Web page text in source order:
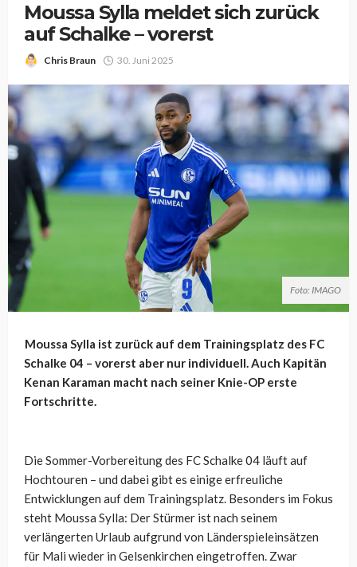
Moussa Sylla meldet sich zurück
auf Schalke – vorerst
Chris Braun 30. Juni 2025
Foto: IMAGO
Moussa Sylla ist zurück auf dem Trainingsplatz des FC
Schalke 04 – vorerst aber nur individuell. Auch Kapitän
Kenan Karaman macht nach seiner Knie-OP erste
Fortschritte.
Die Sommer-Vorbereitung des FC Schalke 04 läuft auf
Hochtouren – und dabei gibt es einige erfreuliche
Entwicklungen auf dem Trainingsplatz. Besonders im Fokus
steht Moussa Sylla: Der Stürmer ist nach seinem
verlängerten Urlaub aufgrund von Länderspieleinsätzen
für Mali wieder in Gelsenkirchen eingetroffen. Zwar